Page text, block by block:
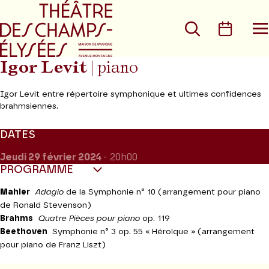
Aller au menu principal
Rechercher
Igor Levit | piano
Igor Levit entre répertoire symphonique et ultimes confidences
brahmsiennes.
DATES
Jeudi 29 février 2024 - 20h00
PROGRAMME
Mahler Adagio de la Symphonie n° 10 (arrangement pour piano
de Ronald Stevenson)
Brahms
Quatre Pièces pour piano op. 119
Beethoven Symphonie n° 3 op. 55 « Héroïque » (arrangement
pour piano de Franz Liszt)